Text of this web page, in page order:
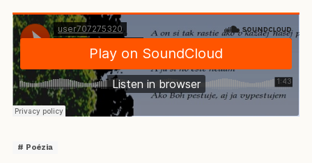
Poézia